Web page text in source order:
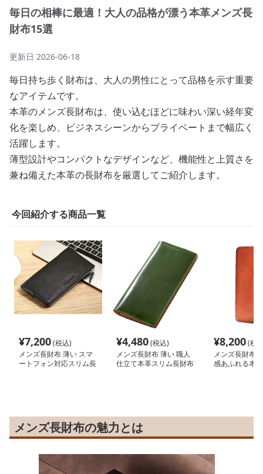
毎日の相棒に最適！大人の品格が漂う本革メンズ長
財布15選
更新日 2026-06-18
毎日持ち歩く財布は、大人の男性にとって品格を示す重要
なアイテムです。
本革のメンズ長財布は、使い込むほどに味わい深い経年変
化を楽しめ、ビジネスシーンからプライベートまで幅広く
活躍します。
薄型設計やコンパクトなデザインなど、機能性と上質さを
兼ね備えた本革の長財布を厳選してご紹介します。
今回紹介する商品一覧
¥7,200(税込)
メンズ長財布 薄い スマ
ートフォン対応スリム長
¥4,480(税込)
メンズ長財布 薄い 職人
仕立て本革スリム長財布
¥8,200(税
メンズ長財布
感あふれる本
メンズ長財布の魅力とは